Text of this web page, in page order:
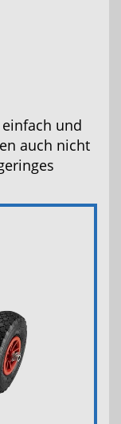
und
auch nicht